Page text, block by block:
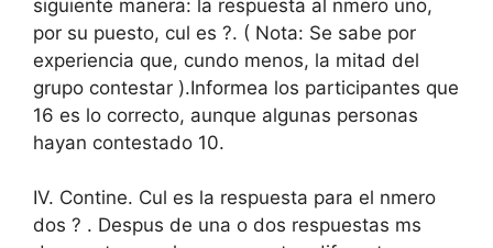
siguiente manera: la respuesta al nmero uno,
por su puesto, cul es ?. ( Nota: Se sabe por
experiencia que, cundo menos, la mitad del
grupo contestar ).Informea los participantes que
16 es lo correcto, aunque algunas personas
hayan contestado 10.
IV. Contine. Cul es la respuesta para el nmero
dos ? . Despus de una o dos respuestas ms